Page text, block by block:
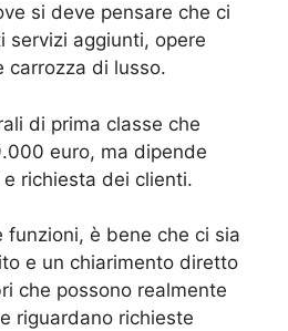
si deve pensare che ci
servizi aggiunti, opere
carrozza di lusso.
di prima classe che
euro, ma dipende
richiesta dei clienti.
funzioni, è bene che ci sia
e un chiarimento diretto
che possono realmente
riguardano richieste